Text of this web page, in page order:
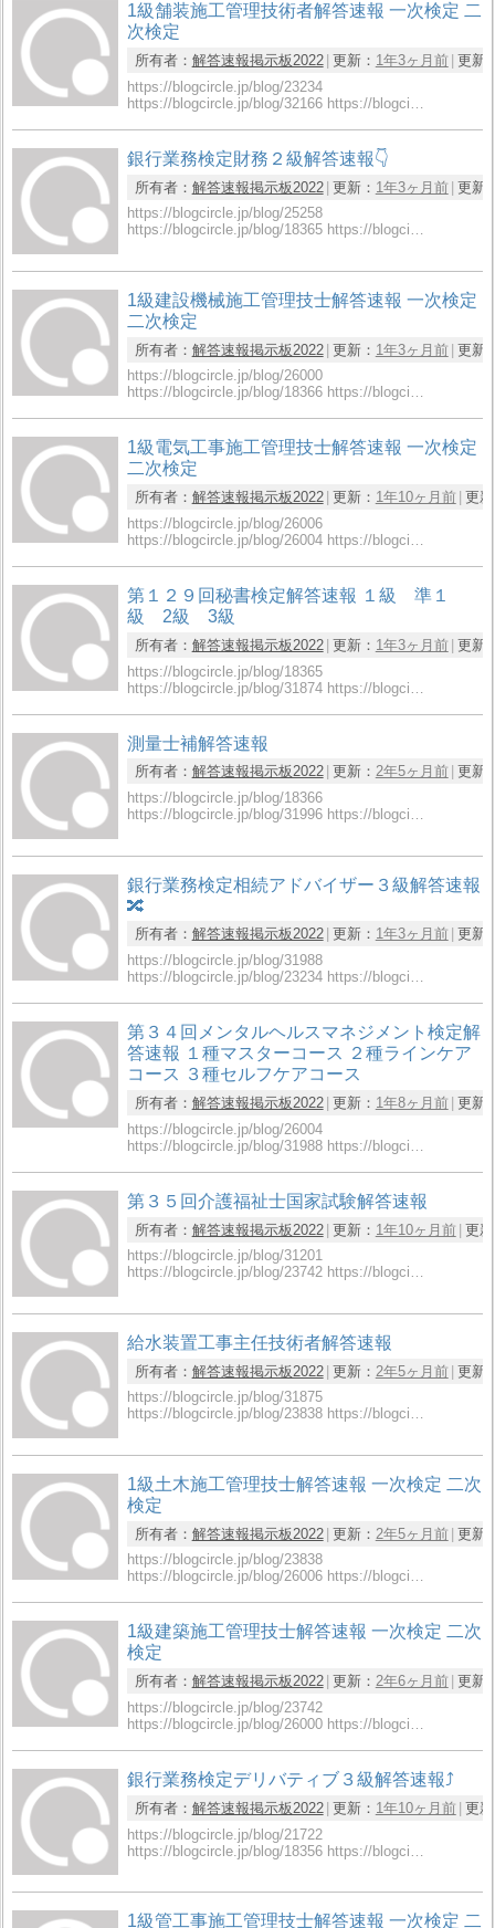
1級舗装施工管理技術者解答速報 一次検定 二
次検定
所有者： 解答速報掲示板2022 更新： 1年3ヶ月前 更新
https://blogcircle.jp/blog/23234
https://blogcircle.jp/blog/32166 https://blogci…
銀行業務検定財務２級解答速報👇
所有者： 解答速報掲示板2022 更新： 1年3ヶ月前 更新
https://blogcircle.jp/blog/25258
https://blogcircle.jp/blog/18365 https://blogci…
1級建設機械施工管理技士解答速報 一次検定
二次検定
所有者： 解答速報掲示板2022 更新： 1年3ヶ月前 更新
https://blogcircle.jp/blog/26000
https://blogcircle.jp/blog/18366 https://blogci…
1級電気工事施工管理技士解答速報 一次検定
二次検定
所有者： 解答速報掲示板2022 更新： 1年10ヶ月前 更
https://blogcircle.jp/blog/26006
https://blogcircle.jp/blog/26004 https://blogci…
第１２９回秘書検定解答速報 １級 準１
級 2級 3級
所有者： 解答速報掲示板2022 更新： 1年3ヶ月前 更新
https://blogcircle.jp/blog/18365
https://blogcircle.jp/blog/31874 https://blogci…
測量士補解答速報
所有者： 解答速報掲示板2022 更新： 2年5ヶ月前 更新
https://blogcircle.jp/blog/18366
https://blogcircle.jp/blog/31996 https://blogci…
銀行業務検定相続アドバイザー３級解答速報
🔀
所有者： 解答速報掲示板2022 更新： 1年3ヶ月前 更新
https://blogcircle.jp/blog/31988
https://blogcircle.jp/blog/23234 https://blogci…
第３４回メンタルヘルスマネジメント検定解
答速報 １種マスターコース ２種ラインケア
コース ３種セルフケアコース
所有者： 解答速報掲示板2022 更新： 1年8ヶ月前 更新
https://blogcircle.jp/blog/26004
https://blogcircle.jp/blog/31988 https://blogci…
第３５回介護福祉士国家試験解答速報
所有者： 解答速報掲示板2022 更新： 1年10ヶ月前 更
https://blogcircle.jp/blog/31201
https://blogcircle.jp/blog/23742 https://blogci…
給水装置工事主任技術者解答速報
所有者： 解答速報掲示板2022 更新： 2年5ヶ月前 更新
https://blogcircle.jp/blog/31875
https://blogcircle.jp/blog/23838 https://blogci…
1級土木施工管理技士解答速報 一次検定 二次
検定
所有者： 解答速報掲示板2022 更新： 2年5ヶ月前 更新
https://blogcircle.jp/blog/23838
https://blogcircle.jp/blog/26006 https://blogci…
1級建築施工管理技士解答速報 一次検定 二次
検定
所有者： 解答速報掲示板2022 更新： 2年6ヶ月前 更新
https://blogcircle.jp/blog/23742
https://blogcircle.jp/blog/26000 https://blogci…
銀行業務検定デリバティブ３級解答速報⤴
所有者： 解答速報掲示板2022 更新： 1年10ヶ月前 更
https://blogcircle.jp/blog/21722
https://blogcircle.jp/blog/18356 https://blogci…
1級管工事施工管理技士解答速報 一次検定 二